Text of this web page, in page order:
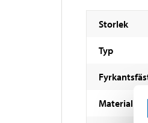
Storlek
Typ
Material